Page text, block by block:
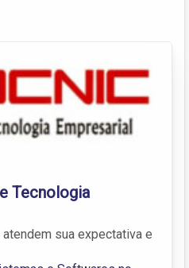
Tecnologia
sua expectativa e